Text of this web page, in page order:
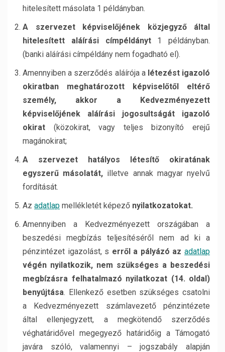
hitelesített másolata 1 példányban.
A szervezet képviselőjének közjegyző által
hitelesített aláírási címpéldányt1 példányban.
(banki aláírási címpéldány nem fogadható el).
Amennyiben a szerződés aláírója a létezést igazoló
okiratban meghatározott képviselőtől eltérő
személy, akkor a Kedvezményezett
képviselőjének aláírási jogosultságát igazoló
okirat (közokirat, vagy teljes bizonyító erejű
magánokirat;
A szervezet hatályos létesítő okiratának
egyszerű másolatát, illetve annak magyar nyelvű
fordítását.
Az adatlap mellékletét képező nyilatkozatokat.
Amennyiben a Kedvezményezett országában a
beszedési megbízás teljesítéséről nem ad ki a
pénzintézet igazolást, s erről a pályázó az adatlap
végén nyilatkozik, nem szükséges a beszedési
megbízásra felhatalmazó nyilatkozat (14. oldal)
benyújtása. Ellenkező esetben szükséges csatolni
a Kedvezményezett számlavezető pénzintézete
által ellenjegyzett, a megkötendő szerződés
véghatáridővel megegyező határidőig a Támogató
javára szóló, valamennyi – jogszabály alapján